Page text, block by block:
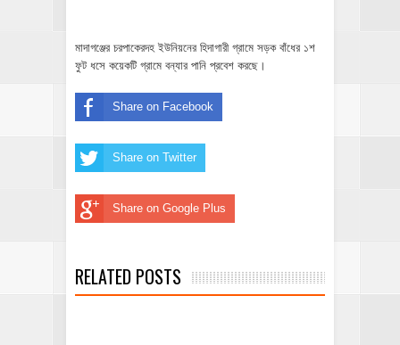
মাদাগঞ্জের চরপাকেরদহ ইউনিয়নের হিদাগারী গ্রামে সড়ক বাঁধের ১শ
ফুট ধসে কয়েকটি গ্রামে বন্যার পানি প্রবেশ করছে।
Share on Facebook
Share on Twitter
Share on Google Plus
RELATED POSTS